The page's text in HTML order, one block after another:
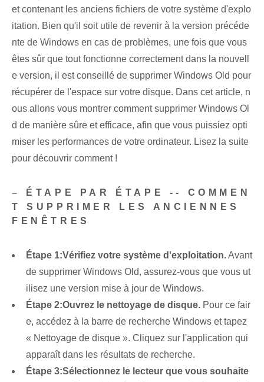
et contenant les anciens fichiers de votre système d'explo
itation. Bien qu'il soit utile de revenir à la version précéde
nte de Windows en cas de problèmes, une fois que vous
êtes sûr que tout fonctionne correctement dans la nouvell
e version, il est conseillé de supprimer Windows Old pour
récupérer de l'espace sur votre disque. Dans cet article, n
ous allons vous montrer comment supprimer Windows Ol
d de manière sûre et efficace, afin que vous puissiez opti
miser les performances de votre ordinateur. Lisez la suite
pour découvrir comment !
– ÉTAPE PAR ÉTAPE -- COMMEN
T SUPPRIMER LES ANCIENNES
FENÊTRES
Étape 1:Vérifiez votre système d'exploitation.Avant
de supprimer Windows Old, assurez-vous que vous ut
ilisez une version mise à jour de Windows.
Étape 2:Ouvrez le nettoyage de disque. Pour ce fair
e, accédez à la barre de recherche Windows et tapez
« Nettoyage de disque ». Cliquez sur l'application qui
apparaît dans les résultats de recherche.
Étape 3:Sélectionnez le lecteur que vous souhaite